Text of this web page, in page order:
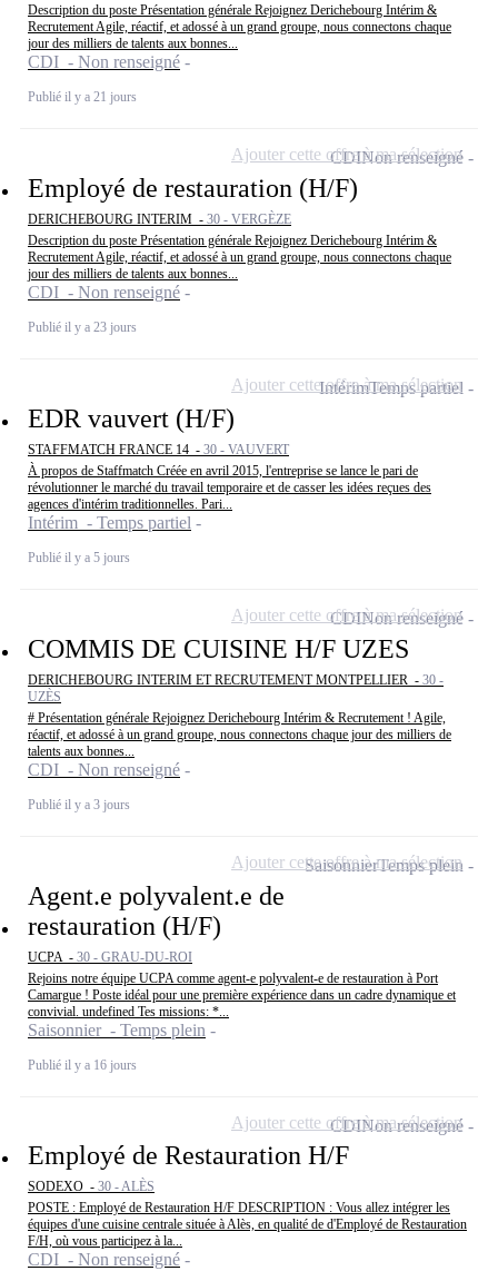
Description du poste Présentation générale Rejoignez Derichebourg Intérim &
Recrutement Agile, réactif, et adossé à un grand groupe, nous connectons chaque
jour des milliers de talents aux bonnes...
CDI - Non renseigné
Publié il y a 21 jours
Employé de restauration (H/F)
DERICHEBOURG INTERIM - 30 - VERGÈZE
Description du poste Présentation générale Rejoignez Derichebourg Intérim &
Recrutement Agile, réactif, et adossé à un grand groupe, nous connectons chaque
jour des milliers de talents aux bonnes...
CDI - Non renseigné
Publié il y a 23 jours
CDINon renseigné
Ajouter cette offre à ma sélection
EDR vauvert (H/F)
STAFFMATCH FRANCE 14 - 30 - VAUVERT
À propos de Staffmatch Créée en avril 2015, l'entreprise se lance le pari de
révolutionner le marché du travail temporaire et de casser les idées reçues des
agences d'intérim traditionnelles. Pari...
Intérim - Temps partiel
Publié il y a 5 jours
IntérimTemps partiel
Ajouter cette offre à ma sélection
COMMIS DE CUISINE H/F UZES
DERICHEBOURG INTERIM ET RECRUTEMENT MONTPELLIER - 30 -
UZÈS
# Présentation générale Rejoignez Derichebourg Intérim & Recrutement ! Agile,
réactif, et adossé à un grand groupe, nous connectons chaque jour des milliers de
talents aux bonnes...
CDI - Non renseigné
Publié il y a 3 jours
CDINon renseigné
Ajouter cette offre à ma sélection
Agent.e polyvalent.e de
restauration (H/F)
UCPA - 30 - GRAU-DU-ROI
Rejoins notre équipe UCPA comme agent-e polyvalent-e de restauration à Port
Camargue ! Poste idéal pour une première expérience dans un cadre dynamique et
convivial. undefined Tes missions: *...
Saisonnier - Temps plein
Publié il y a 16 jours
SaisonnierTemps plein
Ajouter cette offre à ma sélection
Employé de Restauration H/F
SODEXO - 30 - ALÈS
POSTE : Employé de Restauration H/F DESCRIPTION : Vous allez intégrer les
équipes d'une cuisine centrale située à Alès, en qualité de d'Employé de Restauration
F/H, où vous participez à la...
CDI - Non renseigné
CDINon renseigné
Ajouter cette offre à ma sélection